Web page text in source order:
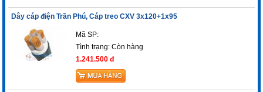
Dây cáp điện Trần Phú, Cáp treo CXV 3x120+1x95
Mã SP:
Tình trạng:Còn hàng
1.241.500 đ